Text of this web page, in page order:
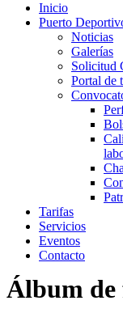
Inicio
Puerto
Noticias
Galerías
Solicitud
Portal de
Tarifas
Servicios
Eventos
Contacto
Álbum de